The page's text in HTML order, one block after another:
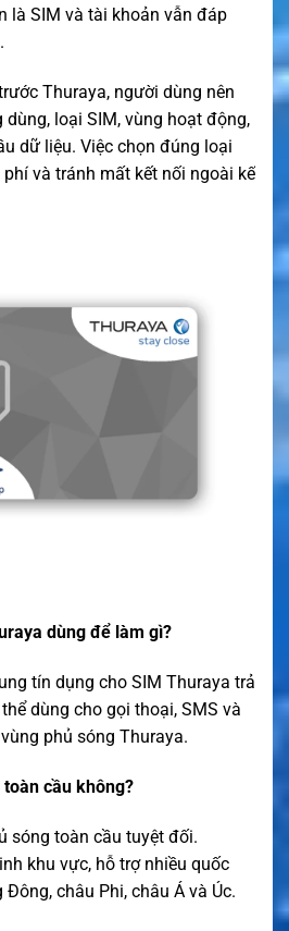
là SIM và tài khoản vẫn đáp
Thuraya, người dùng nên
loại SIM, vùng hoạt động,
dữ liệu. Việc chọn đúng loại
và tránh mất kết nối ngoài kế
dùng để làm gì?
tín dụng cho SIM Thuraya trả
dùng cho gọi thoại, SMS và
phủ sóng Thuraya.
cầu không?
sóng toàn cầu tuyệt đối.
khu vực, hỗ trợ nhiều quốc
châu Phi, châu Á và Úc.